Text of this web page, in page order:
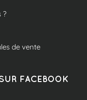
?
de vente
FACEBOOK